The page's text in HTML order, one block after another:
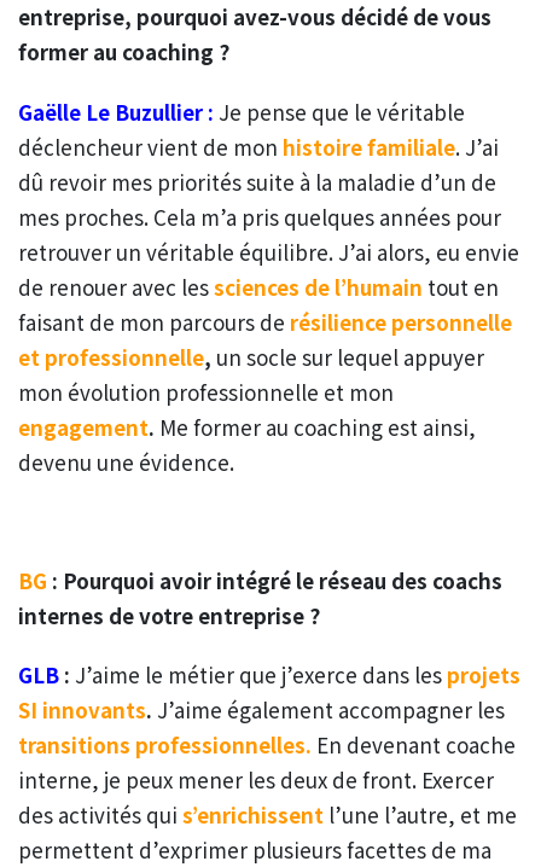
entreprise, pourquoi avez-vous décidé de vous
former au coaching ?
Gaëlle Le Buzullier : Je pense que le véritable
déclencheur vient de mon histoire familiale. J’ai
dû revoir mes priorités suite à la maladie d’un de
mes proches. Cela m’a pris quelques années pour
retrouver un véritable équilibre. J’ai alors, eu envie
de renouer avec lessciences de l’humain tout en
faisant de mon parcours de résilience personnelle
et professionnelle, un socle sur lequel appuyer
mon évolution professionnelle et mon
engagement. Me former au coaching est ainsi,
devenu une évidence.
BG : Pourquoi avoir intégré le réseau des coachs
internes de votre entreprise ?
GLB : J’aime le métier que j’exerce dans les projets
SI innovants. J’aime également accompagner les
transitions professionnelles. En devenant coache
interne, je peux mener les deux de front. Exercer
des activités qui s’enrichissent l’une l’autre, et me
permettent d’exprimer plusieurs facettes de ma